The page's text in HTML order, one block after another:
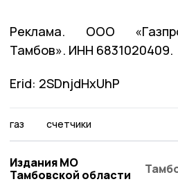
Реклама. ООО
Тамбов». ИНН 6831020409.
Erid: 2SDnjdHxUhP
газ счетчики
Издания МО
Тамбовской области